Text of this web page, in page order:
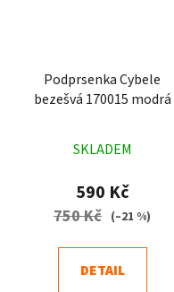
Podprsenka Cybele
bezešvá 170015 modrá
hodnocení
produktu
je
5
SKLADEM
590 Kč
750 Kč (–21 %)
DETAIL